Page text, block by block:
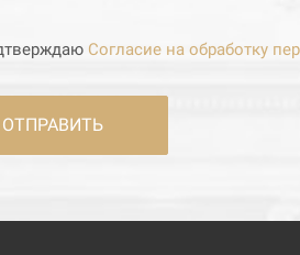
Согласие на обработку
ОТПРАВИТЬ